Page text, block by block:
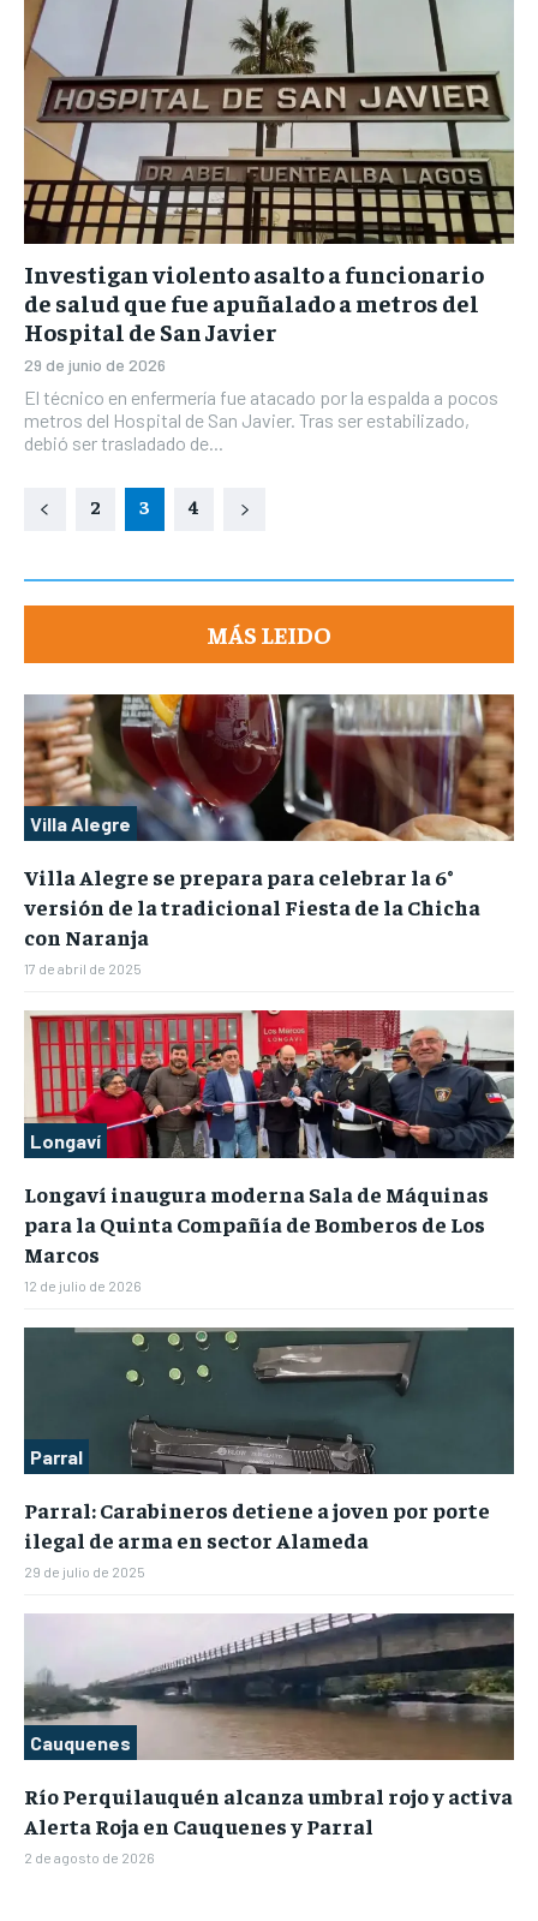
Investigan violento asalto a funcionario
de salud que fue apuñalado a metros del
Hospital de San Javier
29 de junio de 2026
El técnico en enfermería fue atacado por la espalda a pocos
metros del Hospital de San Javier. Tras ser estabilizado,
debió ser trasladado de...
2 3 4
MÁS LEIDO
Villa Alegre
Villa Alegre se prepara para celebrar la 6°
versión de la tradicional Fiesta de la Chicha
con Naranja
17 de abril de 2025
Longaví
Longaví inaugura moderna Sala de Máquinas
para la Quinta Compañía de Bomberos de Los
Marcos
12 de julio de 2026
Parral
Parral: Carabineros detiene a joven por porte
ilegal de arma en sector Alameda
29 de julio de 2025
Cauquenes
Río Perquilauquén alcanza umbral rojo y activa
Alerta Roja en Cauquenes y Parral
2 de agosto de 2026